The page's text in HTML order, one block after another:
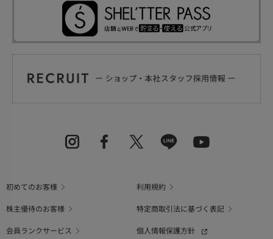
初めてのお客様
利用規約
株主優待のお客様
特定商取引法に基づく表記
会員ランクサービス
個人情報保護方針